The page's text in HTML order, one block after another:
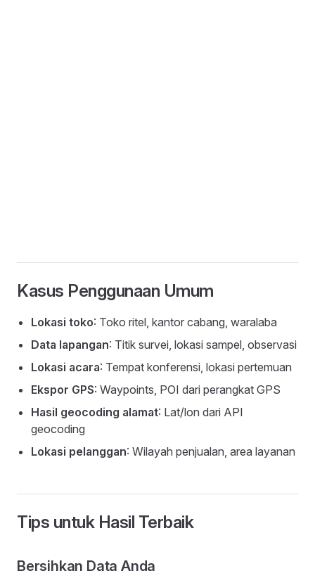
Kasus Penggunaan Umum
Lokasi toko: Toko ritel, kantor cabang, waralaba
Data lapangan: Titik survei, lokasi sampel, observasi
Lokasi acara: Tempat konferensi, lokasi pertemuan
Ekspor GPS: Waypoints, POI dari perangkat GPS
Hasil geocoding alamat: Lat/lon dari API
geocoding
Lokasi pelanggan: Wilayah penjualan, area layanan
Tips untuk Hasil Terbaik
Bersihkan Data Anda